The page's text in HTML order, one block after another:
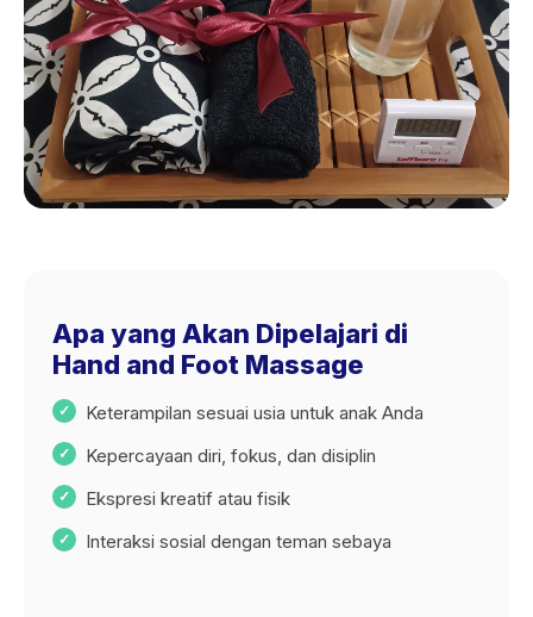
Apa yang Akan Dipelajari di
Hand and Foot Massage
Keterampilan sesuai usia untuk anak Anda
Kepercayaan diri, fokus, dan disiplin
Ekspresi kreatif atau fisik
Interaksi sosial dengan teman sebaya